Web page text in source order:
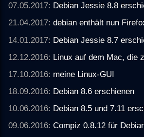
07.05.2017: Debian Jessie 8.8
21.04.2017:debian enthält nun
14.01.2017: Debian Jessie 8.7
12.12.2016: Linux auf dem Mac, die
17.10.2016: meine Linux-GUI
18.09.2016: Debian 8.6 erschienen
10.06.2016: Debian 8.5 und 7.11
09.06.2016:Compiz 0.8.12 für